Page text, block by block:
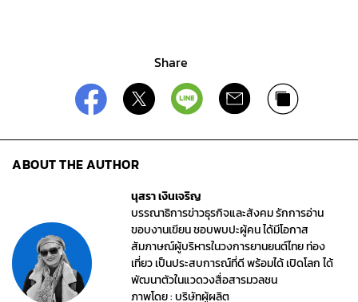
Share
ABOUT THE AUTHOR
นุสรา เงินเจริญ
บรรณาธิการข่าวธุรกิจและสังคม รักการอ่าน
ขอบงานเขียน ชอบพบปะผู้คน ได้มีโอกาส
สัมภาษณ์ผู้บริหารในวงการยานยนต์ไทย ท่อง
เที่ยว เป็นประสบการณ์ที่ดี พร้อมได้ เปิดโลก ได้
พัฒนาตัวในแวดวงสื่อสารมวลชน
ภาพโดย : บริษัทผู้ผลิต